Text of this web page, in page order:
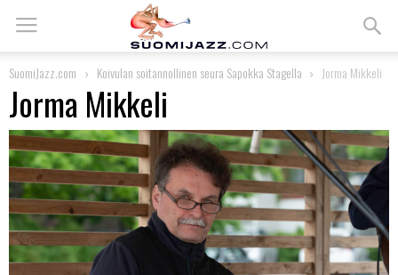
SuomiJazz.com Koivulan soitannollinen seura Sapokka Stagella Jorma Mikkeli
Jorma Mikkeli